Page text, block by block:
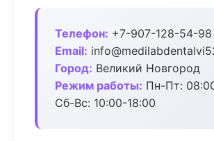
Телефон: +7-907-128-54-98
Email:
Город: Великий Новгород
Режим работы: Пн-Пт:
Сб-Вс: 10:00-18:00